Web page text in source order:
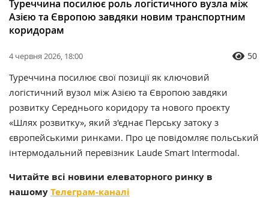
Туреччина посилює роль логістичного вузла між
Азією та Європою завдяки новим транспортним
коридорам
4 червня 2026, 18:00 50
Туреччина посилює свої позиції як ключовий
логістичний вузол між Азією та Європою завдяки
розвитку Середнього коридору та нового проєкту
«Шлях розвитку», який з'єднає Перську затоку з
європейськими ринками. Про це повідомляє польський
інтермодальний перевізник Laude Smart Intermodal.
Читайте всі новини елеваторного ринку в
нашомуТелеграм-каналі